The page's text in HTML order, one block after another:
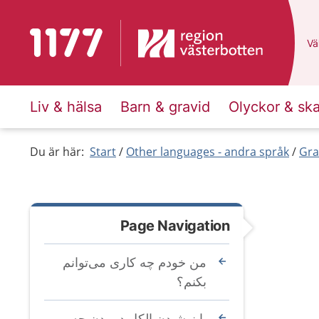
To start page for 1177
Liv & hälsa Barn & gravid Olyckor &
Du är här: Start Other languages - andra språk
Page Navigation
من خودم چه کاری می‌‌توانم
بکنم؟